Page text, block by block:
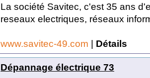
La société Savitec, c'est 35 ans
reseaux electriques, réseaux
www.savitec-49.com | Détails
Dépannage électrique 73